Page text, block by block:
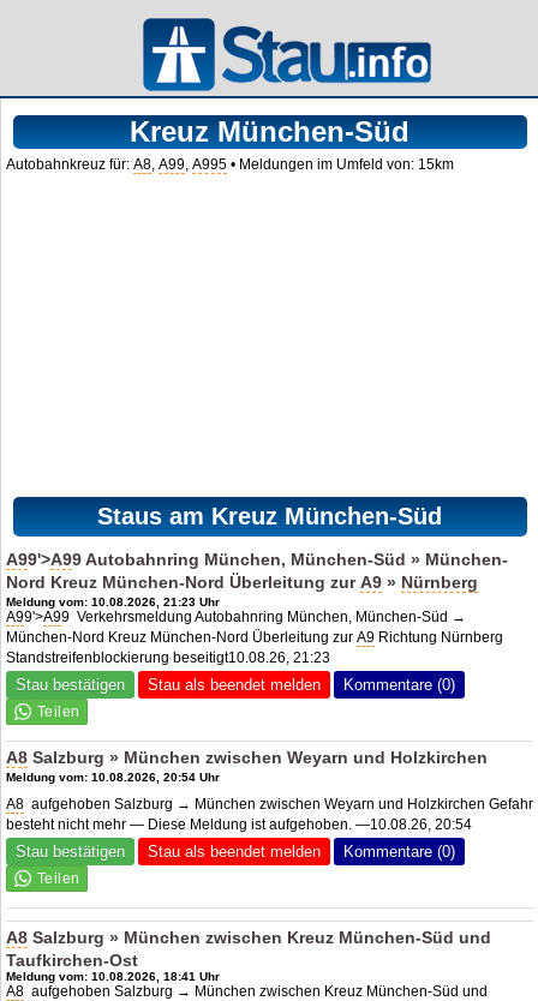
Kreuz München-Süd
Autobahnkreuz für:A8,A99,A995 • Meldungen im Umfeld von: 15km
Staus am Kreuz München-Süd
A99'>A99 Autobahnring München, München-Süd » München-
Nord Kreuz München-Nord Überleitung zurA9 » Nürnberg
Meldung vom: 10.08.2026, 21:23 Uhr
A99'>A99 Verkehrsmeldung Autobahnring München, München-Süd →
München-Nord Kreuz München-Nord Überleitung zurA9 Richtung Nürnberg
Standstreifenblockierung beseitigt10.08.26, 21:23
Stau bestätigen Stau als beendet melden Kommentare (0)
A8 Salzburg » München zwischen Weyarn und Holzkirchen
Meldung vom: 10.08.2026, 20:54 Uhr
A8 aufgehoben Salzburg → München zwischen Weyarn und Holzkirchen Gefahr
besteht nicht mehr — Diese Meldung ist aufgehoben. —10.08.26, 20:54
Stau bestätigen Stau als beendet melden Kommentare (0)
A8 Salzburg » München zwischen Kreuz München-Süd und
Taufkirchen-Ost
Meldung vom: 10.08.2026, 18:41 Uhr
A8 aufgehoben Salzburg → München zwischen Kreuz München-Süd und